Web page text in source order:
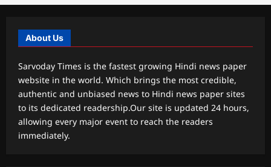
About Us
Sarvoday Times is the fastest growing Hindi news paper
website in the world. Which brings the most credible,
authentic and unbiased news to Hindi news paper sites
to its dedicated readership.Our site is updated 24 hours,
allowing every major event to reach the readers
immediately.